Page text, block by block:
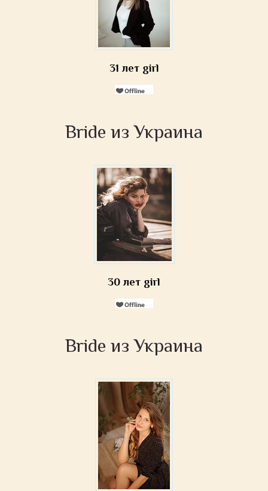
31 лет girl
Bride из Украина
30 лет girl
Bride из Украина